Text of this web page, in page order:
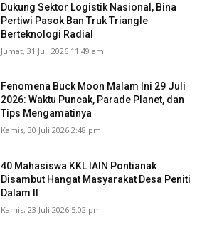
Dukung Sektor Logistik Nasional, Bina
Pertiwi Pasok Ban Truk Triangle
Berteknologi Radial
Jumat, 31 Juli 2026 11:49 am
Fenomena Buck Moon Malam Ini 29 Juli
2026: Waktu Puncak, Parade Planet, dan
Tips Mengamatinya
Kamis, 30 Juli 2026 2:48 pm
40 Mahasiswa KKL IAIN Pontianak
Disambut Hangat Masyarakat Desa Peniti
Dalam II
Kamis, 23 Juli 2026 5:02 pm